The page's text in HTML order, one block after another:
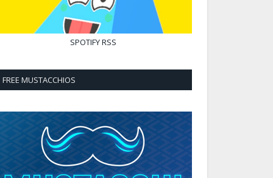
SPOTIFYRSS
FREE MUSTACCHIOS